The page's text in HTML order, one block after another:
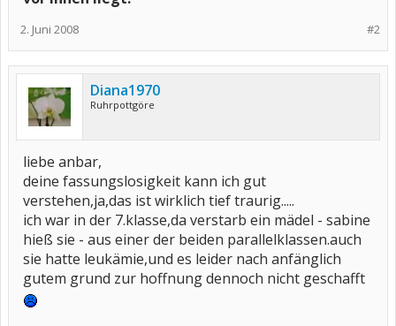
#2
2. Juni 2008
Diana1970
Ruhrpottgöre
liebe anbar,
deine fassungslosigkeit kann ich gut
verstehen,ja,das ist wirklich tief traurig.....
ich war in der 7.klasse,da verstarb ein mädel - sabine
hieß sie - aus einer der beiden parallelklassen.auch
sie hatte leukämie,und es leider nach anfänglich
gutem grund zur hoffnung dennoch nicht geschafft